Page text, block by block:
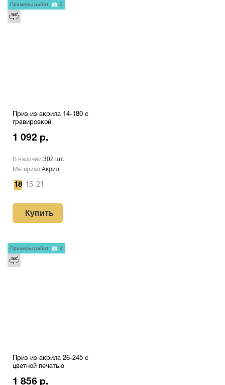
Приз из акрила 14-180 с
гравировкой
1 092 р.
В наличии:302 шт.
Материал:Акрил
18 15 21
Купить
Примеры работ 2
Приз из акрила 26-245 с
цветной печатью
1 856 р.
Примеры работ 4